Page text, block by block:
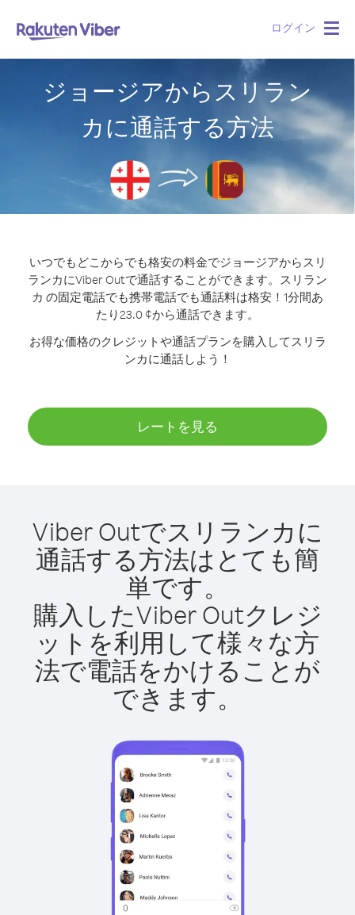
ログイン
ジョージアからスリラン
カに通話する方法
いつでもどこからでも格安の料金でジョージアからスリ
ランカにViber Outで通話することができます。 スリラン
カ の固定電話でも携帯電話でも通話料は格安！1分間あ
たり23.0 ¢から通話できます。
お得な価格のクレジットや通話プランを購入してスリラ
ンカに通話しよう！
レートを見る
Viber Outでスリランカに
通話する方法はとても簡
単です。
購入したViber Outクレジ
ットを利用して様々な方
法で電話をかけることが
できます。